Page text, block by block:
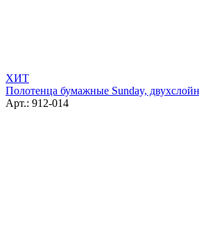
ХИТ
Полотенца бумажные Sunday,
Арт.: 912-014